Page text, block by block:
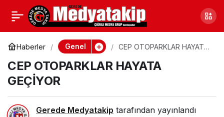
Haberler Genel
CEP OTOPARKLAR HAYATA
CEP OTOPARKLAR HAYATA
GEÇİYOR
Gerede Medyatakip tarafından yayınlandı
ÇEVREYİ HOR GÖREN
GELECEĞİ ZOR GÖRÜR
Paylaş